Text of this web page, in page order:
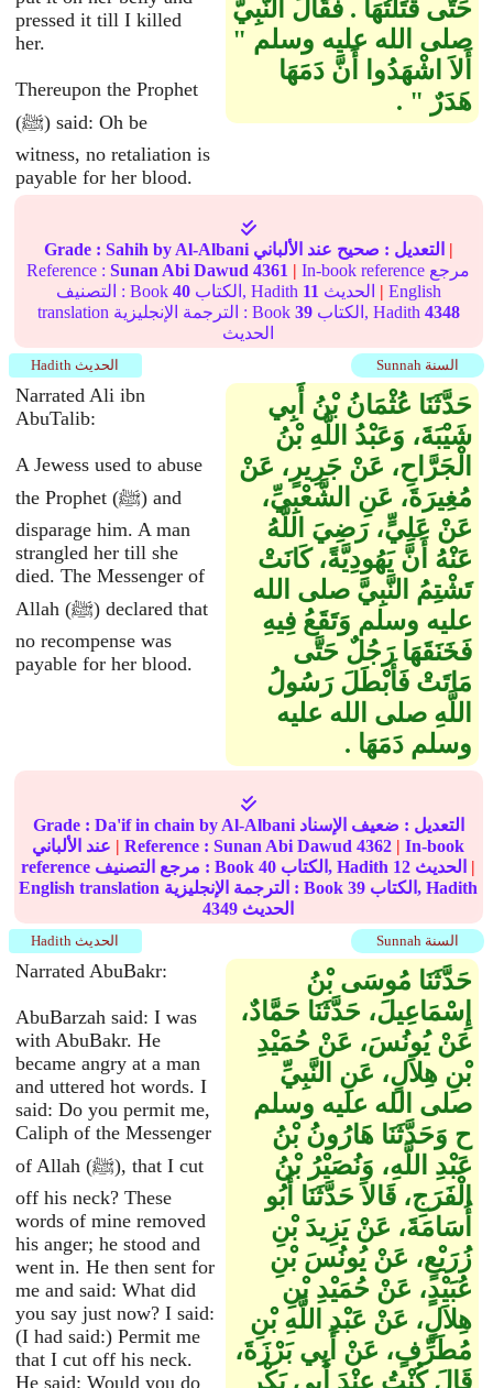
pressed it till I killed
her.
Thereupon the Prophet
(ﷺ) said: Oh be
witness, no retaliation is
payable for her blood.
حَتَّى قَتَلْتُهَا ‏.‏ فَقَالَ النَّبِيُّ
صلى الله عليه وسلم ‏"‏
أَلاَ اشْهَدُوا أَنَّ دَمَهَا
هَدَرٌ ‏"‏ ‏.‏
Grade : Sahih by Al-Albani التعديل : صحيح عند الألباني
|
Reference :Sunan Abi Dawud 4361 | In-book reference مرجع
التصنيف : Book 40 الكتاب, Hadith 11 | English
translation الترجمة الإنجليزية : Book 39 الكتاب, Hadith 4348
الحديث
Sunnah السنة Hadith الحديث
Narrated Ali ibn
AbuTalib:
A Jewess used to abuse
the Prophet (ﷺ) and
disparage him. A man
strangled her till she
died. The Messenger of
Allah (ﷺ) declared that
no recompense was
payable for her blood.
حَدَّثَنَا عُثْمَانُ بْنُ أَبِي
شَيْبَةَ، وَعَبْدُ اللَّهِ بْنُ
الْجَرَّاحِ، عَنْ جَرِيرٍ، عَنْ
مُغِيرَةَ، عَنِ الشَّعْبِيِّ،
عَنْ عَلِيٍّ، رَضِيَ اللَّهُ
عَنْهُ أَنَّ يَهُودِيَّةً، كَانَتْ
تَشْتِمُ النَّبِيَّ صلى الله
عليه وسلم وَتَقَعُ فِيهِ
فَخَنَقَهَا رَجُلٌ حَتَّى
مَاتَتْ فَأَبْطَلَ رَسُولُ
اللَّهِ صلى الله عليه
وسلم دَمَهَا ‏.‏
Grade : Da'if in chain by Al-Albani التعديل : ضعيف الإسناد
| Reference :Sunan Abi Dawud 4362 | In-book
reference مرجع التصنيف : Book40 الكتاب, Hadith 12
|
English translation الترجمة الإنجليزية : Book39
الكتاب, Hadith
4349 الحديث
Sunnah السنة Hadith الحديث
Narrated AbuBakr:
AbuBarzah said: I was
with AbuBakr. He
became angry at a man
and uttered hot words. I
said: Do you permit me,
Caliph of the Messenger
of Allah (ﷺ), that I cut
off his neck? These
words of mine removed
his anger; he stood and
went in. He then sent for
me and said: What did
you say just now? I said:
(I had said:) Permit me
that I cut off his neck.
He said: Would you do
حَدَّثَنَا مُوسَى بْنُ
إِسْمَاعِيلَ، حَدَّثَنَا حَمَّادٌ،
عَنْ يُونُسَ، عَنْ حُمَيْدِ
بْنِ هِلاَلٍ، عَنِ النَّبِيِّ
صلى الله عليه وسلم
ح وَحَدَّثَنَا هَارُونُ بْنُ
عَبْدِ اللَّهِ، وَنُصَيْرُ بْنُ
الْفَرَجِ، قَالاَ حَدَّثَنَا أَبُو
أُسَامَةَ، عَنْ يَزِيدَ بْنِ
زُرَيْعٍ، عَنْ يُونُسَ بْنِ
عُبَيْدٍ، عَنْ حُمَيْدِ بْنِ
هِلاَلٍ، عَنْ عَبْدِ اللَّهِ بْنِ
مُطَرِّفٍ، عَنْ أَبِي بَرْزَةَ،
قَالَ كُنْتُ عِنْدَ أَبِي بَكْرٍ